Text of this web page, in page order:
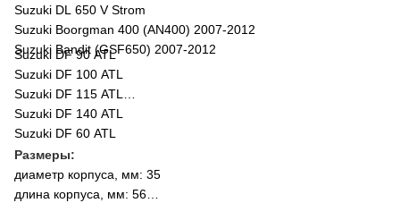
Suzuki DL 650 V Strom
Suzuki Boorgman 400 (AN400) 2007-2012
Suzuki Bandit (GSF650) 2007-2012
Suzuki DF 90 ATL
Suzuki DF 100 ATL
Suzuki DF 115 ATL
Suzuki DF 140 ATL
Suzuki DF 60 ATL
Размеры:
диаметр корпуса, мм: 35
длина корпуса, мм: 56